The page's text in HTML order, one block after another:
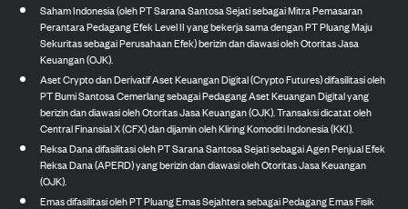
Saham Indonesia (oleh PT Sarana Santosa Sejati sebagai Mitra Pemasaran
Perantara Pedagang Efek Level II yang bekerja sama dengan PT Pluang Maju
Sekuritas sebagai Perusahaan Efek) berizin dan diawasi oleh Otoritas Jasa
Keuangan (OJK).
Aset Crypto dan Derivatif Aset Keuangan Digital (Crypto Futures) difasilitasi oleh
PT Bumi Santosa Cemerlang sebagai Pedagang Aset Keuangan Digital yang
berizin dan diawasi oleh Otoritas Jasa Keuangan (OJK). Transaksi dicatat oleh
Central Finansial X (CFX) dan dijamin oleh Kliring Komoditi Indonesia (KKI).
Reksa Dana difasilitasi oleh PT Sarana Santosa Sejati sebagai Agen Penjual Efek
Reksa Dana (APERD) yang berizin dan diawasi oleh Otoritas Jasa Keuangan
(OJK).
Emas difasilitasi oleh PT Pluang Emas Sejahtera sebagai Pedagang Emas Fisik